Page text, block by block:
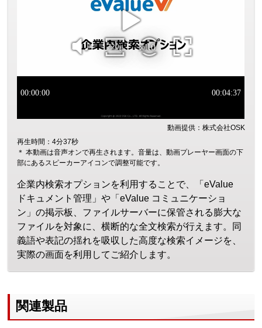
動画提供：株式会社OSK
再生時間：4分37秒
＊ 本動画は音声オンで再生されます。音量は、動画プレーヤー画面の下
部にあるスピーカーアイコンで調整可能です。
企業内検索オプションを利用することで、「eValue
ドキュメント管理」や「eValue コミュニケーショ
ン」の掲示板、ファイルサーバーに保管される膨大な
ファイルを対象に、横断的な全文検索が行えます。同
義語や表記の揺れを吸収した高度な検索イメージを、
実際の画面を利用してご紹介します。
関連製品